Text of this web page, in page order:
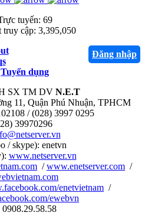
tuyến: 69
truy cập: 3,395,050
Đăng nhập
Tuyển dụng
SX TM DV N.E.T
11, Quận Phú Nhuận, TPHCM
/ (028) 3997 0295
39970296
/ skype): enetvn
www.netserver.vn
/www.enetserver.com /
enetvietnam /
ewebvn